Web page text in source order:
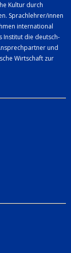
Kultur durch
Sprachlehrer/innen
international
Institut die deutsch-
und
Wirtschaft zur